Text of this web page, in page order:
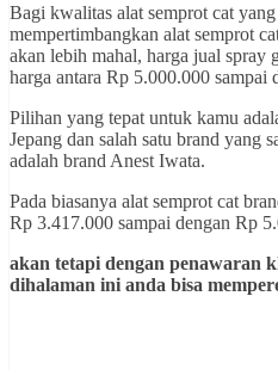
Bagi kwalitas alat semprot cat
mempertimbangkan alat semprot
akan lebih mahal, harga jual spray
harga antara Rp 5.000.000 sampai
Pilihan yang tepat untuk kamu
Jepang dan salah satu brand yang
adalah brand Anest Iwata.
Pada biasanya alat semprot cat
Rp 3.417.000 sampai dengan Rp
akan tetapi dengan penawaran
dihalaman ini anda bisa